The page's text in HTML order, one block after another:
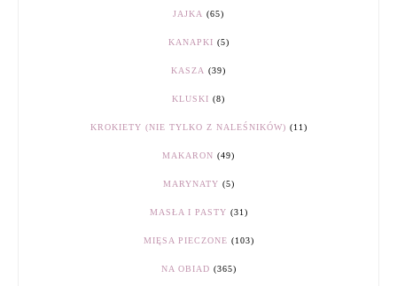
JAJKA (65)
KANAPKI (5)
KASZA (39)
KLUSKI (8)
KROKIETY (NIE TYLKO Z NALEŚNIKÓW) (11)
MAKARON (49)
MARYNATY (5)
MASŁA I PASTY (31)
MIĘSA PIECZONE (103)
NA OBIAD (365)